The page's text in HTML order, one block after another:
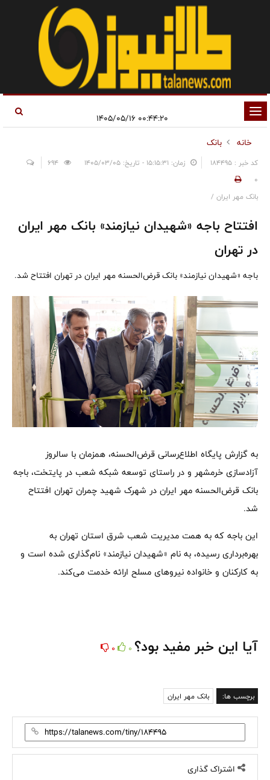
تغییر
وضعیت
ناوبری
خانه
بانک
کد خبر : 184495 زمان: ۱۵:۱۵:۳۱ - تاریخ: ۱۴۰۵/۰۳/۰۵
0
بانک مهر ایران /
افتتاح باجه «شهیدان نیازمند» بانک مهر ایران
در تهران
باجه «شهیدان نیازمند» بانک قرض‌الحسنه مهر ایران در تهران افتتاح شد.
به گزارش پایگاه اطلاع‌رسانی قرض‌الحسنه، همزمان با سالروز
آزادسازی خرمشهر و در راستای توسعه شبکه شعب در پایتخت، باجه
بانک قرض‌الحسنه مهر ایران در شهرک شهید چمران تهران افتتاح
شد.
این باجه که به همت مدیریت شعب شرق استان تهران به
بهره‌برداری رسیده، به نام «شهیدان نیازمند» نام‌گذاری شده است و
به کارکنان و خانواده نیروهای مسلح ارائه خدمت می‌کند.
آیا این خبر مفید بود؟ 0
0
برچسب ها: بانک مهر ایران
اشتراک گذاری